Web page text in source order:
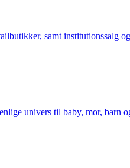
samt institutionssalg
univers til baby, mor, barn